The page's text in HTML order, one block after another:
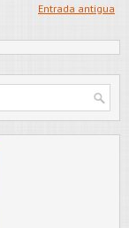
Entrada antigua